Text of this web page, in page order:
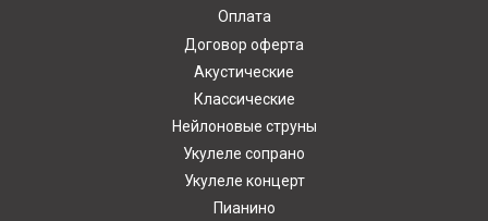
Оплата
Договор оферта
Акустические
Классические
Нейлоновые струны
Укулеле сопрано
Укулеле концерт
Пианино